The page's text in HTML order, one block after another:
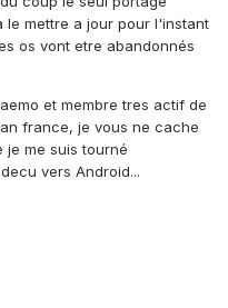
le mettre a jour pour l'instant
os vont etre abandonnés
et membre tres actif de
france, je vous ne cache
je me suis tourné
vers Android...